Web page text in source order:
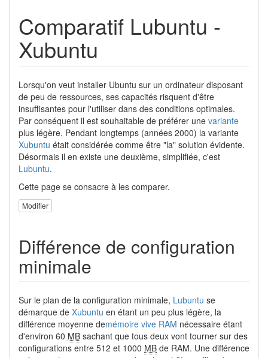
Comparatif Lubuntu -
Xubuntu
Lorsqu'on veut installer Ubuntu sur un ordinateur disposant
de peu de ressources, ses capacités risquent d'être
insuffisantes pour l'utiliser dans des conditions optimales.
Par conséquent il est souhaitable de préférer une variante
plus légère. Pendant longtemps (années 2000) la variante
Xubuntu était considérée comme être "la" solution évidente.
Désormais il en existe une deuxième, simplifiée, c'est
Lubuntu.
Cette page se consacre à les comparer.
Modifier
Différence de configuration
minimale
Sur le plan de la configuration minimale, Lubuntu se
démarque de Xubuntu en étant un peu plus légère, la
différence moyenne demémoire vive RAM nécessaire étant
d'environ 60 MB sachant que tous deux vont tourner sur des
configurations entre 512 et 1000 MB de RAM. Une différence